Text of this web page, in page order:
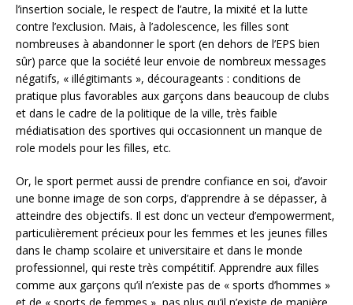
l’insertion sociale, le respect de l’autre, la mixité et la lutte
contre l’exclusion. Mais, à l’adolescence, les filles sont
nombreuses à abandonner le sport (en dehors de l’EPS bien
sûr) parce que la société leur envoie de nombreux messages
négatifs, « illégitimants », décourageants : conditions de
pratique plus favorables aux garçons dans beaucoup de clubs
et dans le cadre de la politique de la ville, très faible
médiatisation des sportives qui occasionnent un manque de
role models pour les filles, etc.
Or, le sport permet aussi de prendre confiance en soi, d’avoir
une bonne image de son corps, d’apprendre à se dépasser, à
atteindre des objectifs. Il est donc un vecteur d’empowerment,
particulièrement précieux pour les femmes et les jeunes filles
dans le champ scolaire et universitaire et dans le monde
professionnel, qui reste très compétitif. Apprendre aux filles
comme aux garçons qu’il n’existe pas de « sports d’hommes »